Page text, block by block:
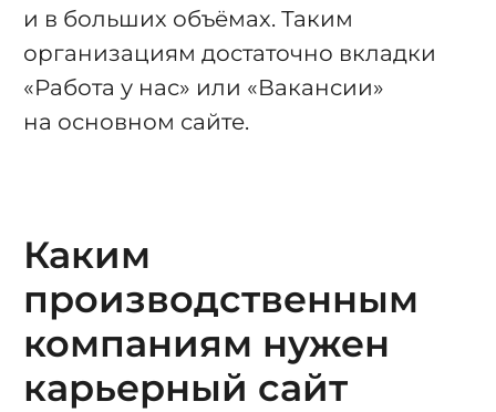
и в больших объёмах. Таким
организациям достаточно вкладки
«Работа у нас» или «Вакансии»
на основном сайте.
Каким
производственным
компаниям нужен
карьерный сайт